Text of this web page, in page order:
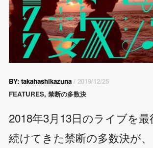
BY: takahashikazuna/ 2019/12/25
FEATURES, 禁断の多数決
2018年3月13日のライブを最
続けてきた禁断の多数決が